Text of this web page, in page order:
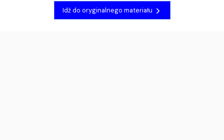
Idź do oryginalnego materiału